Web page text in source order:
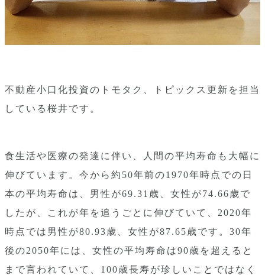
不動産小口化投資のトモタク、トピックス更新を担当
している桜井です。
食生活や医療の発達に伴い、人間の平均寿命も大幅に
伸びています。今から約50年前の1970年時点での日
本の平均寿命は、男性が69.31歳、女性が74.66歳で
したが、これが年を追うごとに伸びていて、2020年
時点では男性が80.93歳、女性が87.65歳です。30年
後の2050年には、女性の平均寿命は90歳を超えると
まで言われていて、100歳長寿が珍しいことではなく